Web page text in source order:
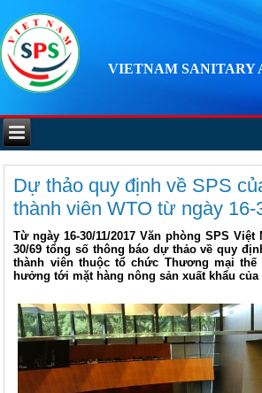
VIETNAM SANITARY
Dự thảo quy định về SPS
thành viên WTO từ ngày 16-
Từ ngày 16-30/11/2017 Văn phòng SPS
30/69 tổng số thông báo dự thảo về quy
thành viên thuộc tổ chức Thương mại thế
hưởng tới mặt hàng nông sản xuất khẩu của